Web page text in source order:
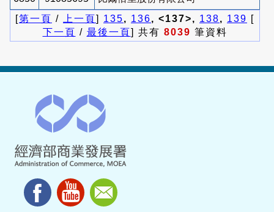
[第一頁 / 上一頁] 135, 136, <137>, 138, 139 [
下一頁 / 最後一頁] 共有 8039 筆資料